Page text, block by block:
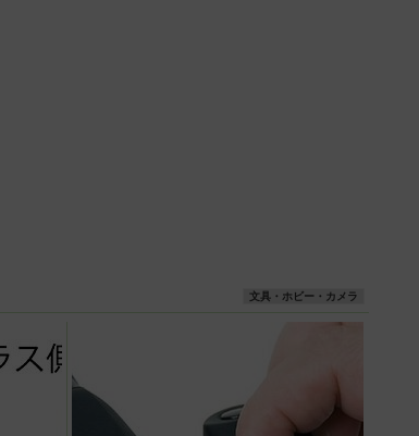
文具・ホビー・カメラ